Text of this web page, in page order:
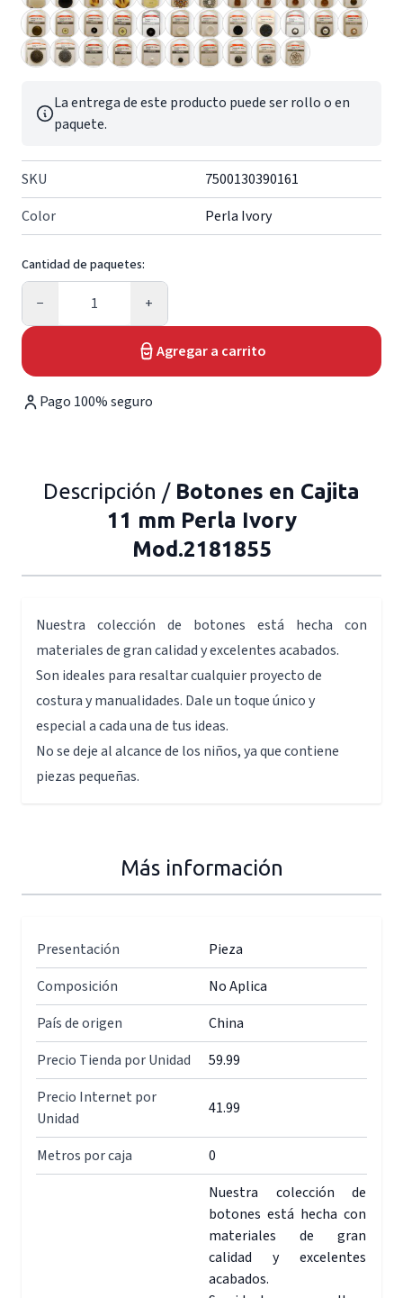
La entrega de este producto puede ser rollo o en
paquete.
SKU
7500130390161
Color
Perla Ivory
Cantidad de paquetes:
−
Cantidad
+
Agregar a carrito
Pago 100% seguro
Descripción / Botones en Cajita
11 mm Perla Ivory
Mod.2181855
Nuestra colección de botones está hecha con
materiales de gran calidad y excelentes acabados.
Son ideales para resaltar cualquier proyecto de
costura y manualidades. Dale un toque único y
especial a cada una de tus ideas.
No se deje al alcance de los niños, ya que contiene
piezas pequeñas.
Más información
Presentación
Pieza
Composición
No Aplica
País de origen
China
Precio Tienda por Unidad
59.99
Precio Internet por
Unidad
41.99
Metros por caja
0
Nuestra colección de
botones está hecha con
materiales de gran
calidad y excelentes
acabados.